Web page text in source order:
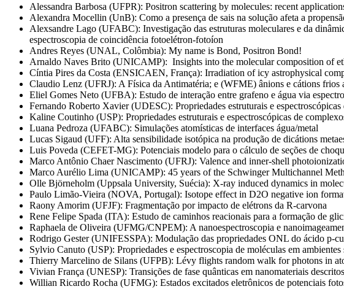
Alessandra Barbosa (UFPR): Positron scattering by molecules: recent
Alexandra Mocellin (UnB): Como a presença de sais na solução afeta a
Alexsandre Lago (UFABC): Investigação das estruturas moleculares e da
espectroscopia de coincidência fotoelétron-fotoíon
Andres Reyes (UNAL, Colômbia): My name is Bond, Positron Bond!
Arnaldo Naves Brito (UNICAMP): Insights into the molecular composition of
Cíntia Pires da Costa (ENSICAEN, França): Irradiation of icy astrophysical
Claudio Lenz (UFRJ): A Física da Antimatéria; e (WFME) ânions e cátions frios
Eliel Gomes Neto (UFBA): Estudo de interação entre grafeno e água via
Fernando Roberto Xavier (UDESC): Propriedades estruturais e
Kaline Coutinho (USP): Propriedades estruturais e espectroscópicas de
Luana Pedroza (UFABC): Simulações atomísticas de interfaces água/metal
Lucas Sigaud (UFF): Alta sensibilidade isotópica na produção de dicátions
Luis Poveda (CEFET-MG): Potenciais modelo para o cálculo de seções de
Marco Antônio Chaer Nascimento (UFRJ): Valence and inner-shell
Marco Aurélio Lima (UNICAMP): 45 years of the Schwinger Multichannel
Olle Björneholm (Uppsala University, Suécia): X-ray induced dynamics in
Paulo Limão-Vieira (NOVA, Portugal): Isotope effect in D2O negative ion
Raony Amorim (UFJF): Fragmentação por impacto de elétrons da R-carvona
Rene Felipe Spada (ITA): Estudo de caminhos reacionais para a formação de
Raphaela de Oliveira (UFMG/CNPEM): A nanoespectroscopia e
Rodrigo Gester (UNIFESSPA): Modulação das propriedades ONL do ácido p-
Sylvio Canuto (USP): Propriedades e espectroscopia de moléculas em
Thierry Marcelino de Silans (UFPB): Lévy flights random walk for photons in
Vivian França (UNESP): Transições de fase quânticas em nanomateriais
Willian Ricardo Rocha (UFMG): Estados excitados eletrônicos de potenciais